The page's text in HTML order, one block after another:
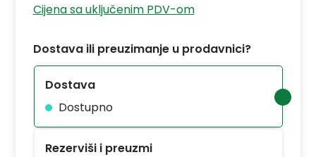
Cijena sa uključenim PDV-om
Dostava ili preuzimanje u prodavnici?
Dostava
Dostupno
Rezerviši i preuzmi